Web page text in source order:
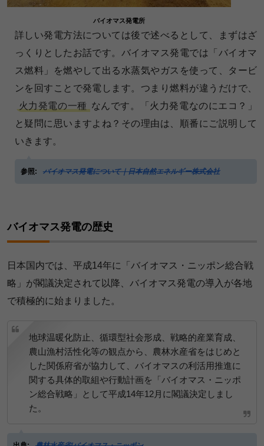
バイオマス発電所
詳しい発電方法については後で述べるとして、まずはざ
っくりとしたお話です。バイオマス発電では「バイオマ
ス燃料」を燃やして出る水蒸気やガスを使って、タービ
ンを回すことで発電します。つまり燃料が違うだけで、
火力発電の一種 なんです。「火力発電なのにエコ？」
と疑問に思いますよね？その理由は、順番にご説明して
いきます。
参照: バイオマス発電について｜日本自然エネルギー株式会社
バイオマス発電の歴史
日本国内では、平成14年に「バイオマス・ニッポン総合戦
略」が閣議決定されて以降、バイオマス発電の導入が各地
で積極的に始まりました。
地球温暖化防止、循環型社会形成、戦略的産業育成、
農山漁村活性化等の観点から、農林水産省をはじめと
した関係府省が協力して、バイオマスの利活用推進に
関する具体的取組や行動計画を「バイオマス・ニッポ
ン総合戦略」として平成14年12月に閣議決定しまし
た。